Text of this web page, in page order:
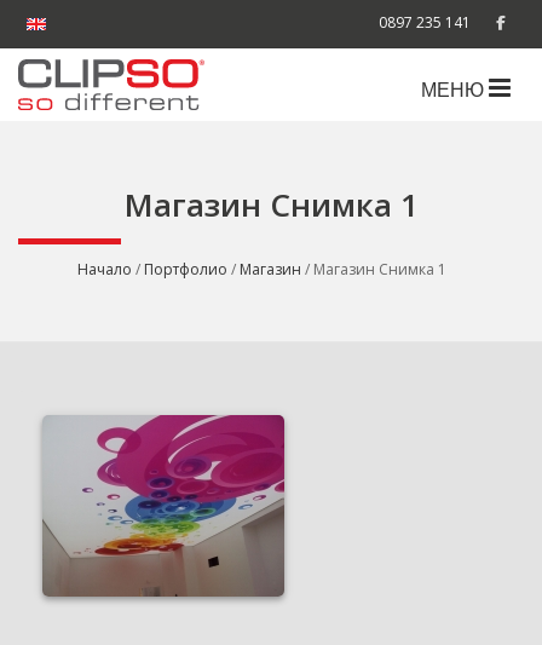
0897 235 141
МЕНЮ
Магазин Снимка 1
Начало / Портфолио / Магазин / Магазин Снимка 1